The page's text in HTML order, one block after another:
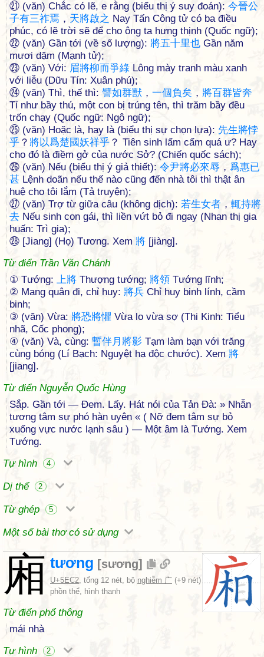
㉑ (văn) Chắc có lẽ, e rằng (biểu thị ý suy đoán): 今晉公
子有三祚焉 ， 天將啟之 Nay Tấn Công tử có ba điều
phúc, có lẽ trời sẽ để cho ông ta hưng thịnh (Quốc ngữ);
㉒ (văn) Gần tới (về số lượng): 將五十里也 Gần năm
mươi dặm (Mạnh tử);
㉓ (văn) Với: 眉將柳而爭綠 Lông mày tranh màu xanh
với liễu (Dữu Tín: Xuân phú);
㉔ (văn) Thì, thế thì: 譬如群獸 ， 一個負矣 ， 將百群皆奔
Tỉ như bầy thú, một con bị trúng tên, thì trăm bầy đều
trốn chạy (Quốc ngữ: Ngô ngữ);
㉕ (văn) Hoặc là, hay là (biểu thị sự chọn lựa): 先生將悖
乎 ？ 將以爲楚國妖祥乎 ？ Tiên sinh lẩm cẩm quá ư? Hay
cho đó là điềm gở của nước Sở? (Chiến quốc sách);
㉖ (văn) Nếu (biểu thị ý giả thiết): 令尹將必來辱 ， 爲惠已
甚 Lệnh doãn nếu thế nào cũng đến nhà tôi thì thật ân
huệ cho tôi lắm (Tả truyện);
㉗ (văn) Trợ từ giữa câu (không dịch): 若生女者 ， 輒持將
去 Nếu sinh con gái, thì liền vứt bỏ đi ngay (Nhan thị gia
huấn: Trì gia);
㉘ [Jiang] (Họ) Tương. Xem 將 [jiàng].
Từ điển Trần Văn Chánh
① Tướng: 上將 Thượng tướng; 將領 Tướng lĩnh;
② Mang quân đi, chỉ huy: 將兵 Chỉ huy binh lính, cầm
binh;
③ (văn) Vừa: 將恐將懼 Vừa lo vừa sợ (Thi Kinh: Tiểu
nhã, Cốc phong);
④ (văn) Và, cùng: 暫伴月 將影 Tạm làm bạn với trăng
cùng bóng (Lí Bạch: Nguyệt hạ độc chước). Xem 將
[jiang].
Từ điển Nguyễn Quốc Hùng
Sắp. Gần tới — Đem. Lấy. Hát nói của Tản Đà: » Nhẫn
tương tâm sự phó hàn uyên « ( Nỡ đem tâm sự bỏ
xuống vực nước lạnh sâu ) — Một âm là Tướng. Xem
Tướng.
Tự hình
4
Dị thể 2
Từ ghép 5
Một số bài thơ có sử dụng
廂 tương [sương]
U+5EC2, tổng 12 nét, bộ nghiễm 广 (+9 nét)
phồn thể, hình thanh
Từ điển phổ thông
mái nhà
Tự hình
2